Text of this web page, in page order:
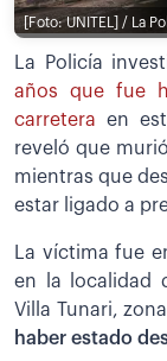
[Foto: UNITEL] / La
La Policía
años que fue
carretera en
reveló que
mientras que
estar ligado a
La víctima fue
en la localidad
Villa Tunari,
haber estado